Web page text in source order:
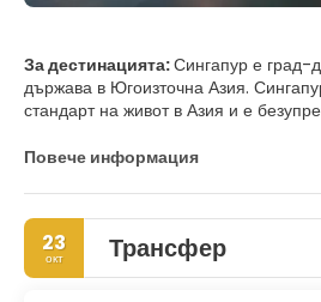
За дестинацията:Сингапур е град-
държава в Югоизточна Азия.
стандарт на живот в Азия и е
комбинация от стари и нови култури,
смесица от древни култури в някои
Сингапур е един от най-зелените
че градът е наречен Градина-град.
атракции са Ботаническите градини,
Повече информация
23
окт Трансфер